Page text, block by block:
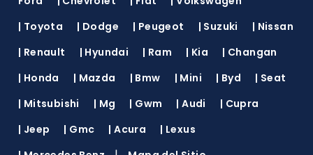
| Toyota | Dodge | Peugeot | Suzuki | Nissan
| Renault | Hyundai | Ram | Kia | Changan
| Honda | Mazda | Bmw | Mini | Byd | Seat
| Mitsubishi | Mg | Gwm |Audi | Cupra
| Jeep | Gmc |Acura | Lexus